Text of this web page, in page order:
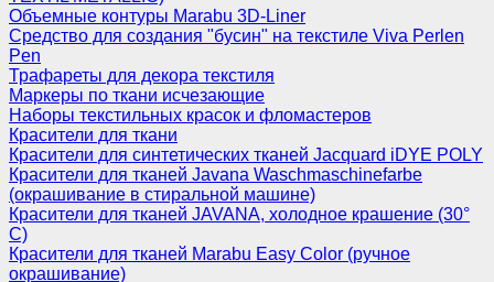
Объемные контуры Marabu 3D-Liner
Средство для создания "бусин" на текстиле Viva Perlen
Pen
Трафареты для декора текстиля
Маркеры по ткани исчезающие
Наборы текстильных красок и фломастеров
Красители для ткани
Красители для синтетических тканей Jacquard iDYE POLY
Красители для тканей Javana Waschmaschinefarbe
(окрашивание в стиральной машине)
Красители для тканей JAVANA, холодное крашение (30°
С)
Красители для тканей Marabu Easy Color (ручное
окрашивание)